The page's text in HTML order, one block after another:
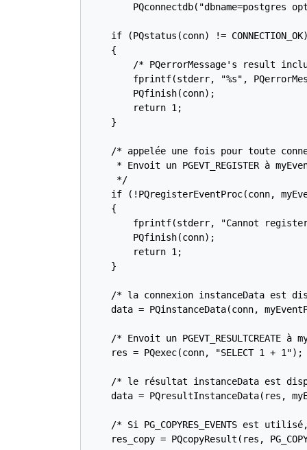
PQconnectdb("dbname=postgres
if (PQstatus(conn) !=
    {
/* PQerrorMessage's result
fprintf(stderr, "%s",
        PQfinish(conn);
        return 1;
    }
/* appelée une fois pour toute
* Envoit un PGEVT_REGISTER à
     */
if (!PQregisterEventProc(conn,
    {
fprintf(stderr, "Cannot
        PQfinish(conn);
        return 1;
    }
/* la connexion instanceData est
data = PQinstanceData(conn,
/* Envoit un PGEVT_RESULTCREATE à
    res = PQexec(conn, "SELECT 1 + 1");
/* le résultat instanceData est
data = PQresultInstanceData(res,
/* Si PG_COPYRES_EVENTS est
res_copy = PQcopyResult(res,